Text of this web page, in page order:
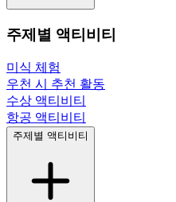
주제별 액티비티
미식 체험
우천 시 추천 활동
수상 액티비티
항공 액티비티
주제별 액티비티